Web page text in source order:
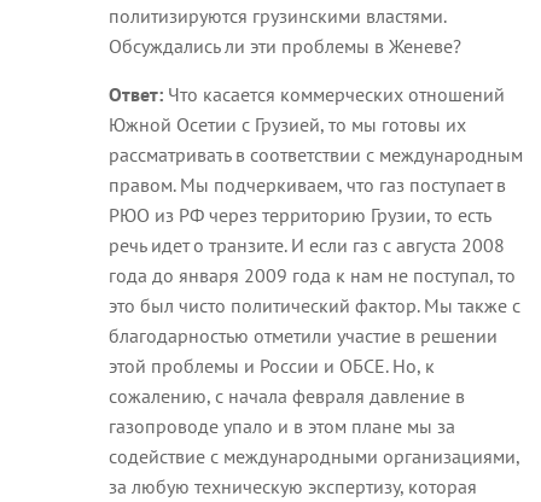
политизируются грузинскими властями.
Обсуждались ли эти проблемы в Женеве?
Ответ: Что касается коммерческих отношений
Южной Осетии с Грузией, то мы готовы их
рассматривать в соответствии с международным
правом. Мы подчеркиваем, что газ поступает в
РЮО из РФ через территорию Грузии, то есть
речь идет о транзите. И если газ с августа 2008
года до января 2009 года к нам не поступал, то
это был чисто политический фактор. Мы также с
благодарностью отметили участие в решении
этой проблемы и России и ОБСЕ. Но, к
сожалению, с начала февраля давление в
газопроводе упало и в этом плане мы за
содействие с международными организациями,
за любую техническую экспертизу, которая